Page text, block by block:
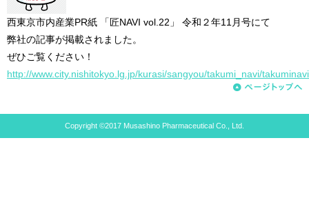
西東京市内産業PR紙 「匠NAVI vol.22」 令和２年11月号にて
弊社の記事が掲載されました。
ぜひご覧ください！
http://www.city.nishitokyo.lg.jp/kurasi/sangyou/takumi_navi/
Copyright ©2017 Musashino Pharmaceutical Co., Ltd.